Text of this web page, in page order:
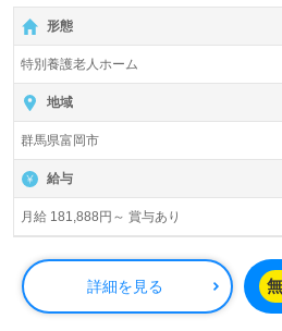
【無料】で皆さんの転職活動をサ
形態
特別養護老人ホーム
地域
群馬県富岡市
給与
月給 181,888円～ 賞与あり
詳細を見る